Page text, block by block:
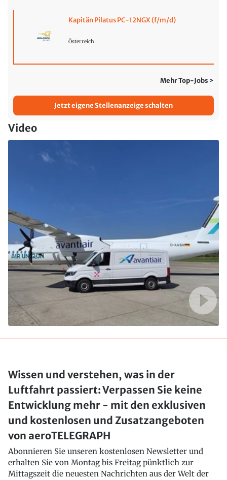
Kapitän Pilatus PC-12NGX (f/m/d)
Österreich
Mehr Top-Jobs >
Jetzt eigene Stellenanzeige schalten
Video
Wissen und verstehen, was in der
Luftfahrt passiert: Verpassen Sie keine
Entwicklung mehr - mit den exklusiven
und kostenlosen und Zusatzangeboten
von aeroTELEGRAPH
Abonnieren Sie unseren kostenlosen Newsletter und
erhalten Sie von Montag bis Freitag pünktlich zur
Mittagszeit die neuesten Nachrichten aus der Welt der